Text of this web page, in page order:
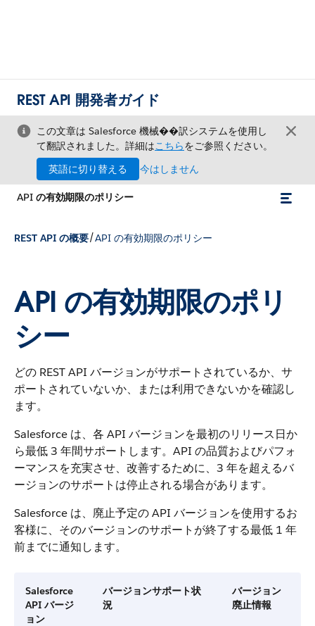
REST API 開発者ガイド
この文章は Salesforce 機械��訳システムを使用し
て翻訳されました。詳細はこちらをご参照ください。
英語に切り替える
今はしません
API の有効期限のポリシー
REST API の概要/API の有効期限のポリシー
API の有効期限のポリ
シー
どの REST API バージョンがサポートされているか、サ
ポートされていないか、または利用できないかを確認し
ます。
Salesforce は、各 API バージョンを最初のリリース日か
ら最低 3 年間サポートします。API の品質およびパフォ
ーマンスを充実させ、改善するために、3 年を超えるバ
ージョンのサポートは停止される場合があります。
Salesforce は、廃止予定の API バージョンを使用するお
客様に、そのバージョンのサポートが終了する最低 1 年
前までに通知します。
Salesforce
API バージ
ョン
バージョンサポート状
況
バージョン
廃止情報